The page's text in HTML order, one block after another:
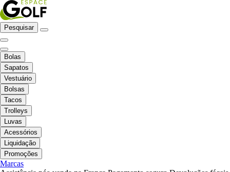
Pesquisar
Bolas
Sapatos
Vestuário
Bolsas
Tacos
Trolleys
Luvas
Acessórios
Liquidação
Promoções
Marcas